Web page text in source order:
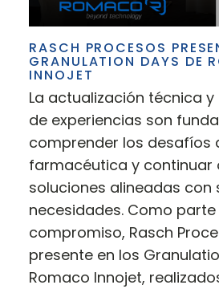
RASCH PROCESOS
GRANULATION DAYS DE
INNOJET
La actualización técnica
de experiencias son
comprender los desafíos
farmacéutica y continuar
soluciones alineadas con
necesidades. Como
compromiso, Rasch
presente en los
Romaco Innojet,